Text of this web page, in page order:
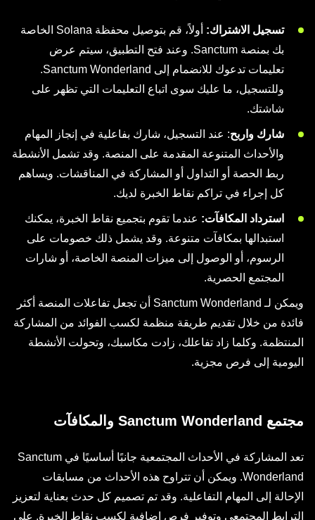
تسجيل الاشتراك:
أولاً، قم بتوصيل محفظة Solana الخاصة
بك بمنصة Sanctum. وعند فتح التطبيق، سيتم عرض
تعليمات تدعوك للانضمام إلى Sanctum Wonderland.
وللتسجيل، ما عليك سوى اتباع التعليمات التي تظهر على
شاشتك.
شارك واربح: عند التسجيل، شارك بفاعلية في إنجاز المهام
والأحداث المتنوعة المقدمة على المنصة. وقد تشمل الأنشطة
ربط الحصة أو التداول أو المشاركة في المناقشات. ويساهم
كل إجراء في تراكم نقاط الخبرة لديك.
استرداد المكافآت: عندما تقوم بتجميع نقاط الخبرة، يمكنك
استبدالها بمكافآت متنوعة. وقد يشمل ذلك خصومات على
الرسوم، أو الوصول إلى ميزات المنصة الخاصة، أو شارات
المجتمع الحصرية.
ويمكن لـ Sanctum Wonderland أن تجعل تفاعلات المنصة أكثر
فائدة من خلال تقديم طريقة منظمة لكسب الفوائد من المشاركة
المنتظمة. وكلما زاد تفاعلك، زادت مكاسبك، وتحولت الأنشطة
اليومية إلى فرص مجزية.
مجتمع Sanctum Wonderland والمكافآت
تعد المشاركة في الأحداث المجتمعية جانبًا أساسيًا في Sanctum
Wonderland. ويمكن أن تتراوح هذه الأحداث من مسابقات
الإحالة إلى المهام التفاعلية. وقد تم تصميم كل حدث بعناية لتعزيز
الترابط المجتمعي وتوفير فرص إضافية لكسب نقاط الخبرة. على